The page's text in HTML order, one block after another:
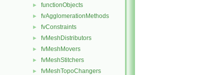
► functionObjects
► fvAgglomerationMethods
► fvConstraints
► fvMeshDistributors
► fvMeshMovers
► fvMeshStitchers
► fvMeshTopoChangers